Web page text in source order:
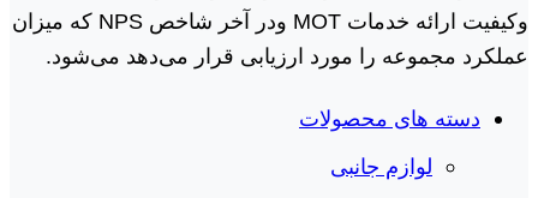
وکیفیت ارائه خدمات MOT ودر آخر شاخص NPS که میزان
عملکرد مجموعه را مورد ارزیابی قرار می‌دهد می‌شود.
دسته های محصولات
لوازم جانبی